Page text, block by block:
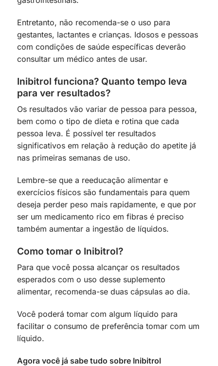
Entretanto, não recomenda-se o uso para
gestantes, lactantes e crianças. Idosos e pessoas
com condições de saúde específicas deverão
consultar um médico antes de usar.
Inibitrol funciona? Quanto tempo leva
para ver resultados?
Os resultados vão variar de pessoa para pessoa,
bem como o tipo de dieta e rotina que cada
pessoa leva. É possível ter resultados
significativos em relação à redução do apetite já
nas primeiras semanas de uso.
Lembre-se que a reeducação alimentar e
exercícios físicos são fundamentais para quem
deseja perder peso mais rapidamente, e que por
ser um medicamento rico em fibras é preciso
também aumentar a ingestão de líquidos.
Como tomar o Inibitrol?
Para que você possa alcançar os resultados
esperados com o uso desse suplemento
alimentar, recomenda-se duas cápsulas ao dia.
Você poderá tomar com algum líquido para
facilitar o consumo de preferência tomar com um
líquido.
Agora você já sabe tudo sobre Inibitrol